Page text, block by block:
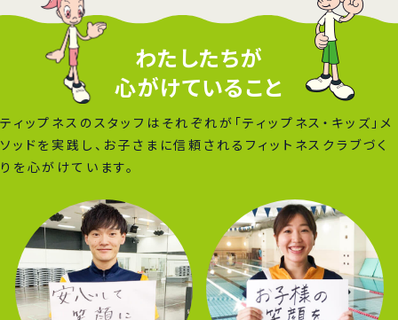
わたしたちが
心がけていること
ティップネスのスタッフはそれぞれが「ティップネス・キッズ」メ
ソッドを実践し、お子さまに信頼されるフィットネスクラブづく
りを心がけています。